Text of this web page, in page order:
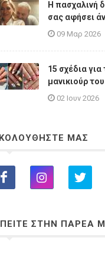
Η πασχαλινή
σας αφήσει
09 Μαρ 2026
15 σχέδια
μανικιούρ
02 Ιουν 2026
ΜΑΣ
ΣΤΗΝ ΠΑΡΕΑ